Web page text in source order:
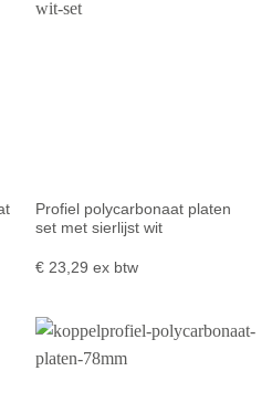
Profiel polycarbonaat platen
set met sierlijst wit
€23,29 ex btw